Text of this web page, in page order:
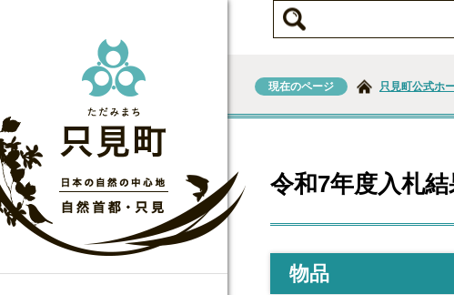
現在のページ 只見町公式ホ
令和7年度入札結
物品